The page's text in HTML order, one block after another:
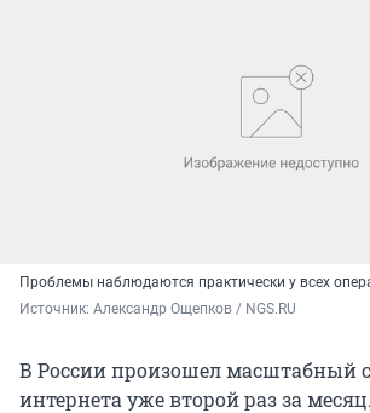
Проблемы наблюдаются практически у всех
Источник: Александр Ощепков / NGS.RU
В России произошел масштабный
интернета уже второй раз за